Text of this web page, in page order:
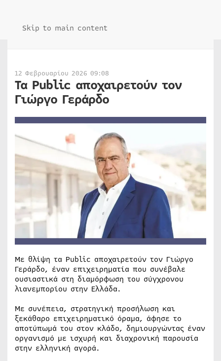
Skip to main content
12 Φεβρουαρίου 2026 09:08
Τα Public αποχαιρετούν τον
Γιώργο Γεράρδο
Με θλίψη τα Public αποχαιρετούν τον Γιώργο
Γεράρδο, έναν επιχειρηματία που συνέβαλε
ουσιαστικά στη διαμόρφωση του σύγχρονου
λιανεμπορίου στην Ελλάδα.
Με συνέπεια, στρατηγική προσήλωση και
ξεκάθαρο επιχειρηματικό όραμα, άφησε το
αποτύπωμά του στον κλάδο, δημιουργώντας έναν
οργανισμό με ισχυρή και διαχρονική παρουσία
στην ελληνική αγορά.